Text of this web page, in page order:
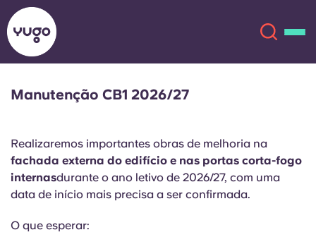
Localizações
Mais
English (US)
Manutenção CB1 2026/27
Realizaremos importantes obras de melhoria na
fachada externa do edifício e nas portas corta-fogo
internasdurante o ano letivo de 2026/27, com uma
data de início mais precisa a ser confirmada.
O que esperar: